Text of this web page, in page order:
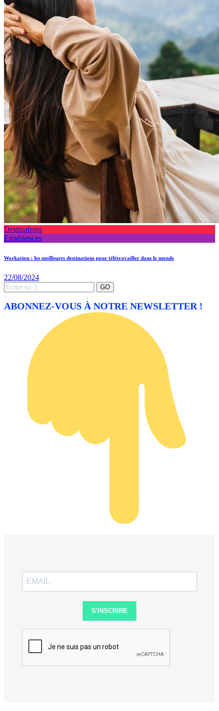
Destinations
Expériences
Workation : les meilleures destinations pour télétravailler dans le monde
22/08/2024
Search
for:
GO
ABONNEZ-VOUS À NOTRE NEWSLETTER !
S'INSCRIRE